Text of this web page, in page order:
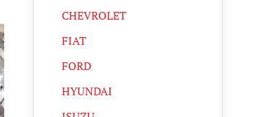
CHEVROLET
FIAT
FORD
HYUNDAI